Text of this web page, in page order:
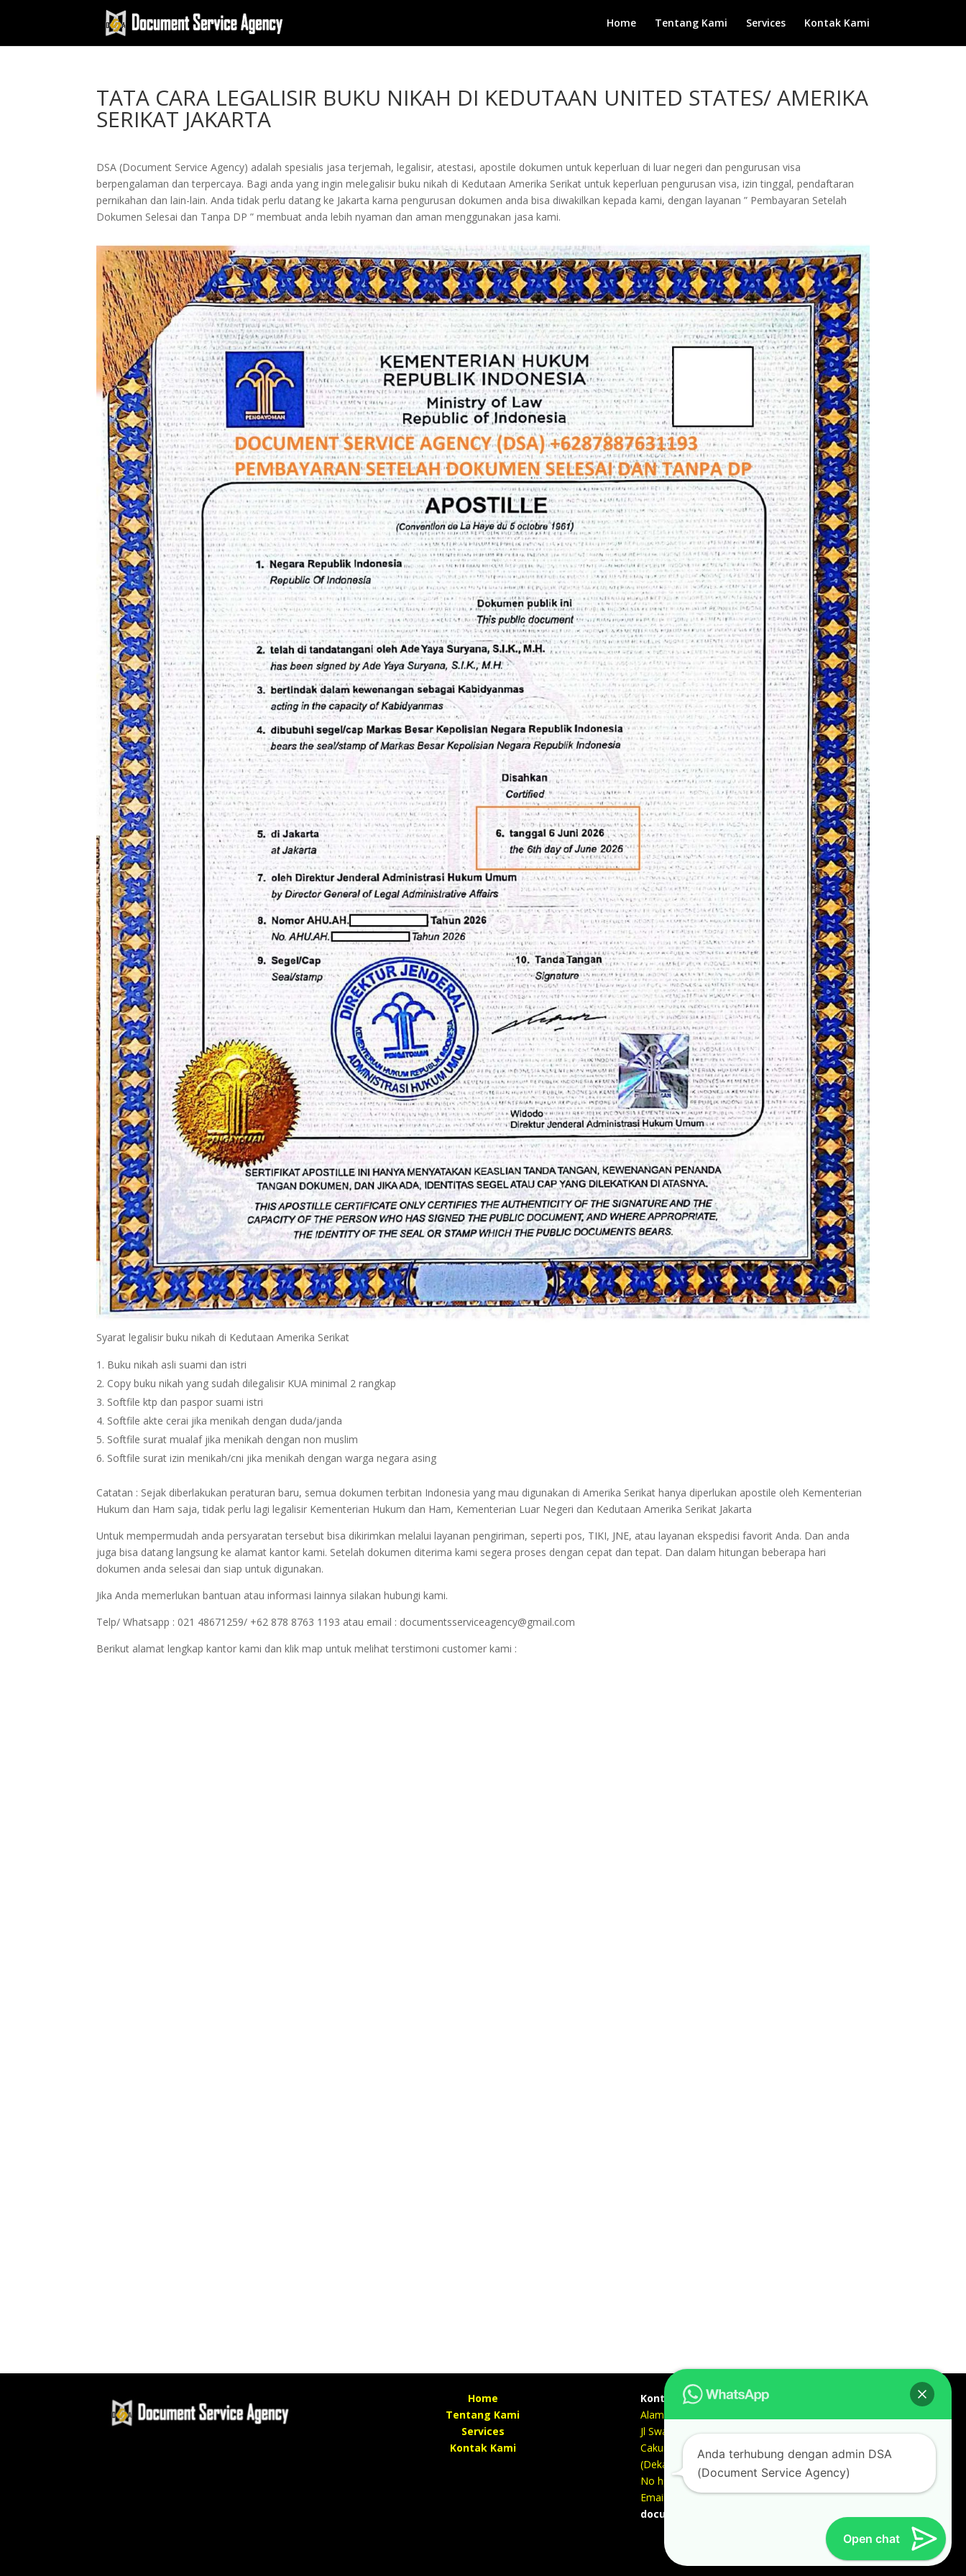
Home Tentang Kami Services Kontak Kami
TATA CARA LEGALISIR BUKU NIKAH DI KEDUTAAN UNITED STATES/ AMERIKA
SERIKAT JAKARTA
DSA (Document Service Agency) adalah spesialis jasa terjemah, legalisir, atestasi, apostile dokumen untuk keperluan di luar negeri dan pengurusan visa
berpengalaman dan terpercaya. Bagi anda yang ingin melegalisir buku nikah di Kedutaan Amerika Serikat untuk keperluan pengurusan visa, izin tinggal, pendaftaran
pernikahan dan lain-lain. Anda tidak perlu datang ke Jakarta karna pengurusan dokumen anda bisa diwakilkan kepada kami, dengan layanan ” Pembayaran Setelah
Dokumen Selesai dan Tanpa DP ” membuat anda lebih nyaman dan aman menggunakan jasa kami.
Syarat legalisir buku nikah di Kedutaan Amerika Serikat
Buku nikah asli suami dan istri
Copy buku nikah yang sudah dilegalisir KUA minimal 2 rangkap
Softfile ktp dan paspor suami istri
Softfile akte cerai jika menikah dengan duda/janda
Softfile surat mualaf jika menikah dengan non muslim
Softfile surat izin menikah/cni jika menikah dengan warga negara asing
Catatan : Sejak diberlakukan peraturan baru, semua dokumen terbitan Indonesia yang mau digunakan di Amerika Serikat hanya diperlukan apostile oleh Kementerian
Hukum dan Ham saja, tidak perlu lagi legalisir Kementerian Hukum dan Ham, Kementerian Luar Negeri dan Kedutaan Amerika Serikat Jakarta
Untuk mempermudah anda persyaratan tersebut bisa dikirimkan melalui layanan pengiriman, seperti pos, TIKI, JNE, atau layanan ekspedisi favorit Anda. Dan anda
juga bisa datang langsung ke alamat kantor kami. Setelah dokumen diterima kami segera proses dengan cepat dan tepat. Dan dalam hitungan beberapa hari
dokumen anda selesai dan siap untuk digunakan.
Jika Anda memerlukan bantuan atau informasi lainnya silakan hubungi kami.
Telp/ Whatsapp : 021 48671259/ +62 878 8763 1193 atau email : documentsserviceagency@gmail.com
Berikut alamat lengkap kantor kami dan klik map untuk melihat terstimoni customer kami :
Home
Tentang Kami
Services
Kontak Kami
Kontak kami
Alamat kantor :
Jl Swadaya Pam No 6 Rt 006 Rw 007 Jatinegara,
Cakung, Jakarta Timur 13930
(Dekat Mesjid Al Marzukiyah Swadaya Pam)
No hp/ telpon :087887631193 / 021 48671259
Email :
documentsserviceagency@gmail.com
Open chat
Anda terhubung dengan admin DSA
(Document Service Agency)